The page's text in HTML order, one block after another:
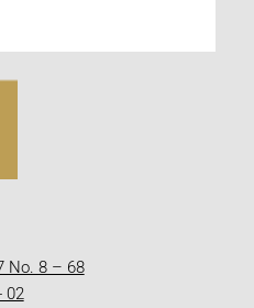
No. 8 – 68
02